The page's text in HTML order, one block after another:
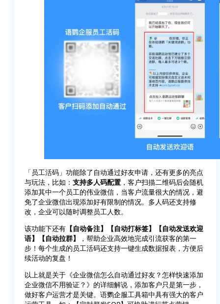
「员工活码」功能除了自动通过好友申请，还有更多的亮点
与玩法，比如： 支持多人码配置 ，客户扫描二维码后会随机
添加其中一个员工的伟业微信，当客户流量很大的情况，避
免了企业微信出现添加好有限制的情况。多人码还支持修
改，企业可以随时调整员工人数。
该功能下还有 【自动备注】【自动打标签】【自动发送欢迎
语】【自动拉群】
，帮助企业高效地完成引流获客的第一
步！每个生成的员工活码还支持一键生成数据报表，方便后
续活动的复盘！
以上就是关于《企业微信怎么自动通过好友？怎样快速添加
企业微信不用验证？》的详细解说，添加客户只是第一步，
做好客户运营才是关键。语鹦企服工具箱中具有强大的客户